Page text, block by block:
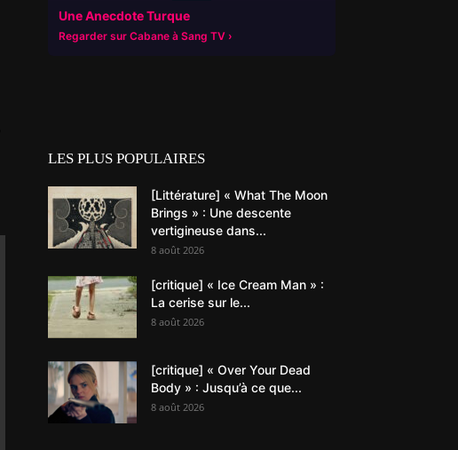
Une Anecdote Turque
Regarder sur Cabane à Sang TV
LES PLUS POPULAIRES
[Littérature] « What The Moon
Brings » : Une descente
vertigineuse dans...
8 août 2026
[critique] « Ice Cream Man » :
La cerise sur le...
8 août 2026
[critique] « Over Your Dead
Body » : Jusqu’à ce que...
8 août 2026